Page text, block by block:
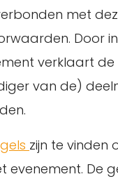
met
Door
verklaart de
van de)
zijn te vinden
evenement. De